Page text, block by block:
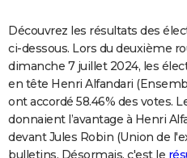
Carte de Noël
Carte Bonne année
Carte Saint-Valentin
Carte Pâques
Carte d'anniversaire
DICTIONNAIRE
Dictionnaire
Biographies
Citations
Expressions
Proverbes
PROGRAMME TV
COPAINS D'AVANT
S'inscrire
Se connecter
Lycées
Collèges
Primaires
Universités
Entreprises
Service militaire
Avis de recherche
AVIS DE DÉCÈS
Découvrez les résultats des
ci-dessous. Lors du deuxième
dimanche 7 juillet 2024, les
en tête Henri Alfandari
ont accordé 58.46% des votes.
donnaient l’avantage à Henri
devant Jules Robin (Union de
bulletins. Désormais, c'est le